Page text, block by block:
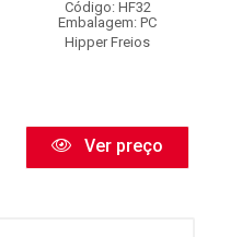
Código: HF32
Embalagem: PC
Hipper Freios
Ver preço